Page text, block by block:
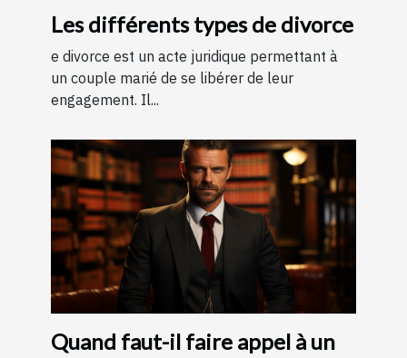
Les différents types de divorce
e divorce est un acte juridique permettant à
un couple marié de se libérer de leur
engagement. Il...
Quand faut-il faire appel à un